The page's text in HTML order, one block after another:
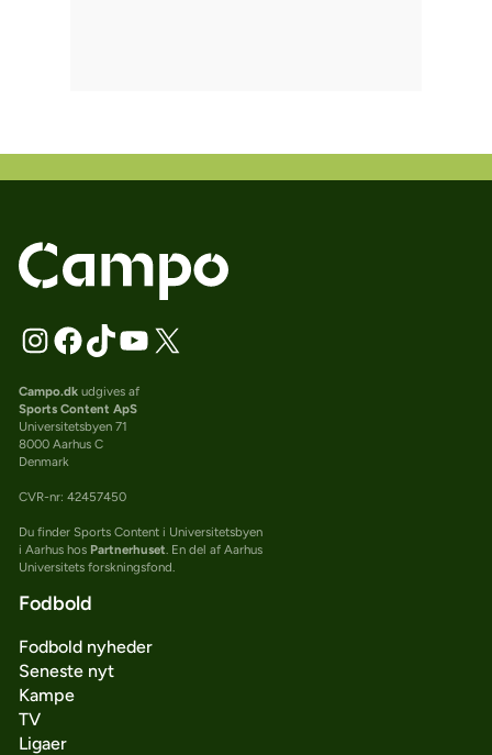
Campo.dkudgives af
Sports Content ApS
Universitetsbyen 71
8000 Aarhus C
Denmark
CVR-nr: 42457450
Du finder Sports Content i Universitetsbyen
i Aarhus hos Partnerhuset. En del af Aarhus
Universitets forskningsfond.
Fodbold
Fodbold nyheder
Seneste nyt
Kampe
TV
Ligaer